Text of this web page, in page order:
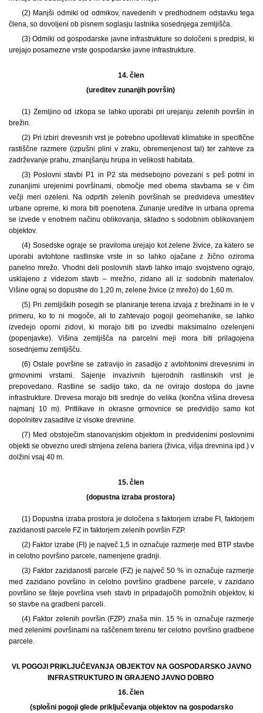
(2) Manjši odmiki od odmikov, navedenih v predhodnem odstavku tega
člena, so dovoljeni ob pisnem soglasju lastnika sosednjega zemljišča.
(3) Odmiki od gospodarske javne infrastrukture so določeni s predpisi, ki
urejajo posamezne vrste gospodarske javne infrastrukture.
14. člen
(ureditev zunanjih površin)
(1) Zemljino od izkopa se lahko uporabi pri urejanju zelenih površin in
brežin.
(2) Pri izbiri drevesnih vrst je potrebno upoštevati klimatske in specifične
rastiščne razmere (izpušni plini v zraku, obremenjenost tal) ter zahteve za
zadrževanje prahu, zmanjšanju hrupa in velikosti habitata.
(3) Poslovni stavbi P1 in P2 sta medsebojno povezani s peš potmi in
zunanjimi urejenimi površinami, območje med obema stavbama se v čim
večji meri ozeleni. Na odprtih zelenih površinah se predvideva umestitev
urbane opreme, ki mora biti poenotena. Zunanje ureditve in urbana oprema
se izvede v enotnem načinu oblikovanja, skladno s sodobnim oblikovanjem
objektov.
(4) Sosedske ograje se praviloma urejajo kot zelene živice, za katero se
uporabi avtohtone rastlinske vrste in so lahko ojačane z žično oziroma
panelno mrežo. Vhodni deli poslovnih stavb lahko imajo svojstveno ograjo,
usklajeno z videzom stavb – mrežno, zidano ali iz sodobnih materialov.
Višine ograj so dopustne do 1,20 m, zelene živice (z mrežo) do 1,60 m.
(5) Pri zemljiških posegih se planiranje terena izvaja z brežinami in le v
primeru, ko to ni mogoče, ali to zahtevajo pogoji geomehanike, se lahko
izvedejo oporni zidovi, ki morajo biti po izvedbi maksimalno ozelenjeni
(popenjavke). Višina zemljišča na parcelni meji mora biti prilagojena
sosednjemu zemljišču.
(6) Ostale površine se zatravijo in zasadijo z avtohtonimi drevesnimi in
grmovnimi vrstami. Sajenje invazivnih tujerodnih rastlinskih vrst je
prepovedano. Rastline se sadijo tako, da ne ovirajo dostopa do javne
infrastrukture. Drevesa morajo biti srednje do velika (končna višina drevesa
najmanj 10 m). Pritlikave in okrasne grmovnice se predvidijo samo kot
dopolnitev zasaditve iz visoke drevnine.
(7) Med obstoječim stanovanjskim objektom in predvidenimi poslovnimi
objekti se obvezno uredi strnjena zelena bariera (živica, višja drevnina ipd.) v
dolžini vsaj 40 m.
15. člen
(dopustna izraba prostora)
(1) Dopustna izraba prostora je določena s faktorjem izrabe FI, faktorjem
zazidanosti parcele FZ in faktorjem zelenih površin FZP.
(2) Faktor izrabe (FI) je največ 1,5 in označuje razmerje med BTP stavbe
in celotno površino parcele, namenjene gradnji.
(3) Faktor zazidanosti parcele (FZ) je največ 50 % in označuje razmerje
med zazidano površino in celotno površino gradbene parcele, v zazidano
površino se šteje površina vseh stavb in pripadajočih pomožnih objektov, ki
so stavbe na gradbeni parceli.
(4) Faktor zelenih površin (FZP) znaša min. 15 % in označuje razmerje
med zelenimi površinami na raščenem terenu ter celotno površino gradbene
parcele.
VI. POGOJI PRIKLJUČEVANJA OBJEKTOV NA GOSPODARSKO JAVNO
INFRASTRUKTURO IN GRAJENO JAVNO DOBRO
16. člen
(splošni pogoji glede priključevanja objektov na gospodarsko